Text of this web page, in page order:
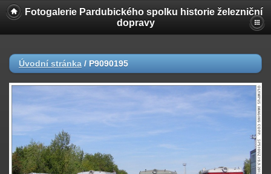
Fotogalerie Pardubického spolku historie železniční
dopravy
Úvodní stránka / P9090195